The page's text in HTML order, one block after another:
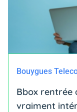
Bouygues
Bbox rentrée
vraiment